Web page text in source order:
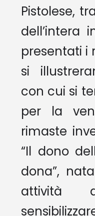
Pistolese,
dell’intera
presentati i
si
con cui si
per la
rimaste
“Il dono
dona”,
attività